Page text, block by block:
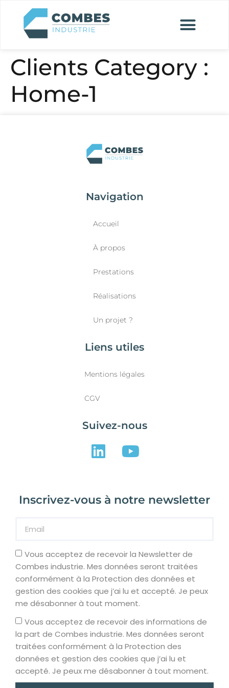
Clients Category :
Home-1
Navigation
Accueil
À propos
Prestations
Réalisations
Un projet ?
Liens utiles
Mentions légales
CGV
Suivez-nous
Inscrivez-vous à notre newsletter
Vous acceptez de recevoir la Newsletter de
Combes industrie. Mes données seront traitées
conformément à la Protection des données et
gestion des cookies que j’ai lu et accepté. Je peux
me désabonner à tout moment.
Vous acceptez de recevoir des informations de
la part de Combes industrie. Mes données seront
traitées conformément à la Protection des
données et gestion des cookies que j’ai lu et
accepté. Je peux me désabonner à tout moment.